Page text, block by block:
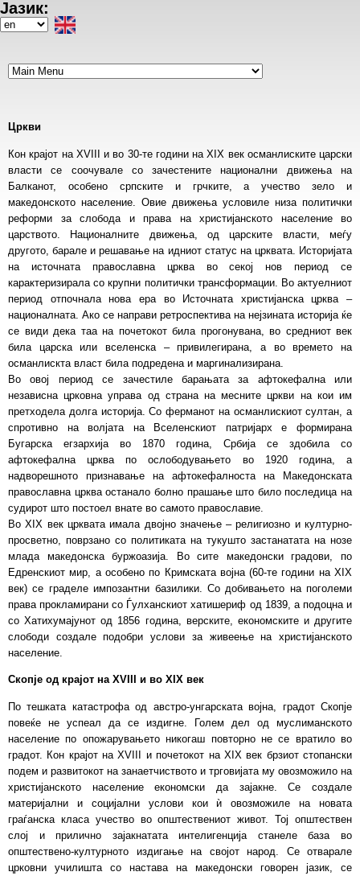
Skip
to
Јазик:
Select
Цркви
Кон крајот на XVIII и во 30-те години на XIX век османлиските царски
власти се соочувале со зачестените национални движења на
Балканот, особено српските и грчките, а учество зело и
македонското население. Овие движења условиле низа политички
реформи за слобода и права на христијанското население во
царството. Националните движења, од царските власти, меѓу
другото, барале и решавање на идниот статус на црквата. Историјата
на источната православна црква во секој нов период се
карактеризирала со крупни политички трансформации. Во актуелниот
период отпочнала нова ера во Источната христијанска црква –
националната. Ако се направи ретроспектива на нејзината историја ќе
се види дека таа на почетокот била прогонувана, во средниот век
била царска или вселенска – привилегирана, а во времето на
османлискта власт била подредена и маргинализирана.
Во овој период се зачестиле барањата за афтокефална или
независна црковна управа од страна на месните цркви на кои им
претходела долга историја. Со ферманот на османлискиот султан, а
спротивно на волјата на Вселенскиот патријарх е формирана
Бугарска егзархија во 1870 година, Србија се здобила со
афтокефална црква по ослободувањето во 1920 година, а
надворешното признавање на афтокефалноста на Македонската
православна црква останало болно прашање што било последица на
судирот што постоел внате во самото православие.
Во XIX век црквата имала двојно значење – религиозно и културно-
просветно, поврзано со политиката на тукушто застанатата на нозе
млада македонска буржоазија. Во сите македонски градови, по
Едренскиот мир, а особено по Кримската војна (60-те години на XIX
век) се граделе импозантни базилики. Со добивањето на поголеми
права прокламирани со Ѓулханскиот хатишериф од 1839, а подоцна и
со Хатихумајунот од 1856 година, верските, економските и другите
слободи создале подобри услови за живеење на христијанското
население.
Скопје од крајот на XVIII и во XIX век
По тешката катастрофа од австро-унгарската војна, градот Скопје
повеќе не успеал да се издигне. Голем дел од муслиманското
население по опожарувањето никогаш повторно не се вратило во
градот. Кон крајот на XVIII и почетокот на XIX век брзиот стопански
подем и развитокот на занаетчиството и трговијата му овозможило на
христијанското население економски да зајакне. Се создале
материјални и социјални услови кои ѝ овозможиле на новата
граѓанска класа учество во општествениот живот. Тој општествен
слој и прилично зајакнатата интелигенција станеле база во
општествено-културното издигање на својот народ. Се отварале
црковни училишта со настава на македонски говорен јазик, се